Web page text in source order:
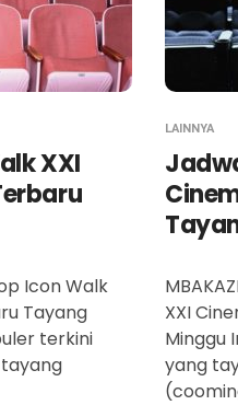
XXI
Icon Walk
Tayang
terkini
LAINNYA
XXI
Minggu
yang